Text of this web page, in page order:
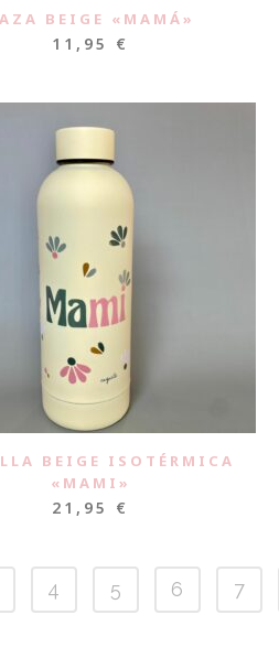
BEIGE «MAMÁ»
11,95 €
BEIGE ISOTÉRMICA
«MAMI»
21,95 €
4 5 6 7